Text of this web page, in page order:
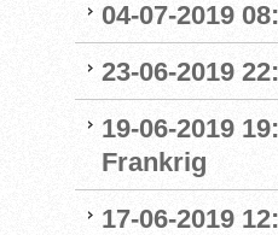
04-07-2019
23-06-2019
19-06-2019
Frankrig
17-06-2019